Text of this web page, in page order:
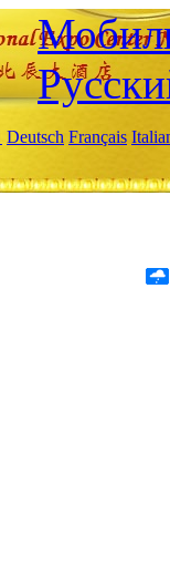
Deutsch Français